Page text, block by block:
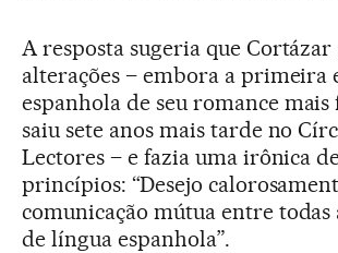
A resposta sugeria que Cortázar
alterações – embora a primeira
espanhola de seu romance mais
saiu sete anos mais tarde no
Lectores – e fazia uma irônica
princípios: “Desejo
comunicação mútua entre
de língua espanhola”.